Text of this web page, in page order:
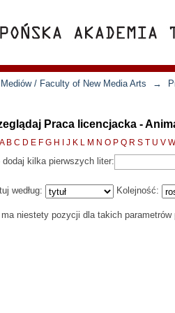
/ Faculty of New Media Arts →
Praca licencjacka -
A B C D E F G H J K L M N O P Q R S T U V W
dodaj kilka pierwszych liter:
według: Kolejność:
ma niestety pozycji dla takich parametrów